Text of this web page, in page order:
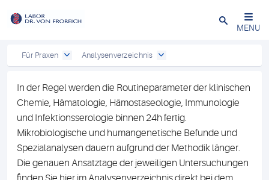
Close
MENU
Für Praxen Analysenverzeichnis
In der Regel werden die Routineparameter der klinischen
Chemie, Hämatologie, Hämostaseologie, Immunologie
und Infektionsserologie binnen 24h fertig.
Mikrobiologische und humangenetische Befunde und
Spezialanalysen dauern aufgrund der Methodik länger.
Die genauen Ansatztage der jeweiligen Untersuchungen